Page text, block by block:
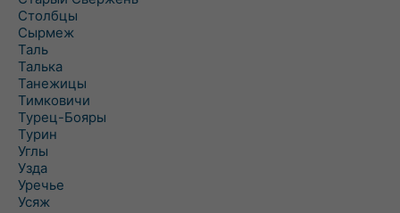
Столбцы
Сырмеж
Таль
Талька
Танежицы
Тимковичи
Турец-Бояры
Турин
Углы
Узда
Уречье
Усяж